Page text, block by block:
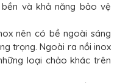
và khả năng bảo vệ
nên có bề ngoài sáng
trọng. Ngoài ra nồi inox
loại chảo khác trên